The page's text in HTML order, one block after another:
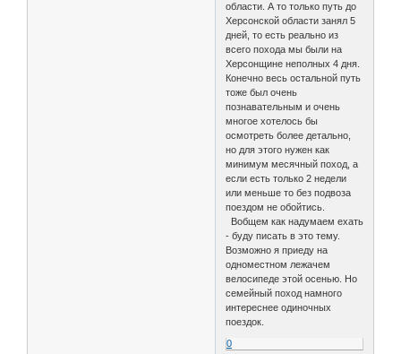
области. А то только путь до
Херсонской области занял 5
дней, то есть реально из
всего похода мы были на
Херсонщине неполных 4 дня.
Конечно весь остальной путь
тоже был очень
познавательным и очень
многое хотелось бы
осмотреть более детально,
но для этого нужен как
минимум месячный поход, а
если есть только 2 недели
или меньше то без подвоза
поездом не обойтись.
Вобщем как надумаем ехать
- буду писать в это тему.
Возможно я приеду на
одноместном лежачем
велосипеде этой осенью. Но
семейный поход намного
интереснее одиночных
поездок.
0